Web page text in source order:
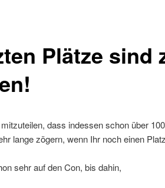
Plätze sind
dass indessen schon über
lange zögern, wenn Ihr noch einen
sehr auf den Con, bis dahin,